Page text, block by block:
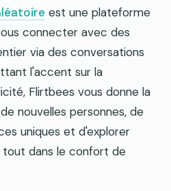
est une plateforme
connecter avec des
via des conversations
l'accent sur la
Flirtbees vous donne la
nouvelles personnes, de
uniques et d'explorer
dans le confort de